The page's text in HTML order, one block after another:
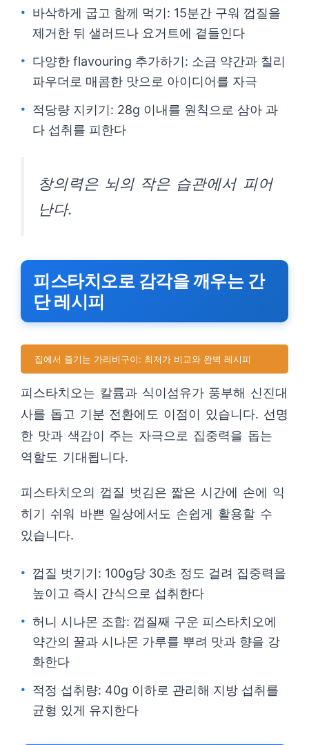
바삭하게 굽고 함께 먹기: 15분간 구워 껍질을
제거한 뒤 샐러드나 요거트에 곁들인다
다양한 flavouring 추가하기: 소금 약간과 칠리
파우더로 매콤한 맛으로 아이디어를 자극
적당량 지키기: 28g 이내를 원칙으로 삼아 과
다 섭취를 피한다
창의력은 뇌의 작은 습관에서 피어
난다.
피스타치오로 감각을 깨우는 간
단 레시피
집에서 즐기는 가리비구이: 최저가 비교와 완벽 레시피
피스타치오는 칼륨과 식이섬유가 풍부해 신진대
사를 돕고 기분 전환에도 이점이 있습니다. 선명
한 맛과 색감이 주는 자극으로 집중력을 돕는
역할도 기대됩니다.
피스타치오의 껍질 벗김은 짧은 시간에 손에 익
히기 쉬워 바쁜 일상에서도 손쉽게 활용할 수
있습니다.
껍질 벗기기: 100g당 30초 정도 걸려 집중력을
높이고 즉시 간식으로 섭취한다
허니 시나몬 조합: 껍질째 구운 피스타치오에
약간의 꿀과 시나몬 가루를 뿌려 맛과 향을 강
화한다
적정 섭취량: 40g 이하로 관리해 지방 섭취를
균형 있게 유지한다